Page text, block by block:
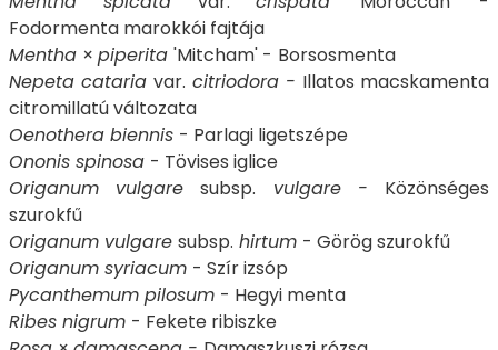
Fodormenta marokkói fajtája
Mentha × piperita 'Mitcham' - Borsosmenta
Nepeta cataria var. citriodora - Illatos macskamenta
citromillatú változata
Oenothera biennis - Parlagi ligetszépe
Ononis spinosa - Tövises iglice
Origanum vulgaresubsp. vulgare - Közönséges
szurokfű
Origanum vulgare subsp. hirtum - Görög szurokfű
Origanum syriacum - Szír izsóp
Pycanthemum pilosum - Hegyi menta
Ribes nigrum - Fekete ribiszke